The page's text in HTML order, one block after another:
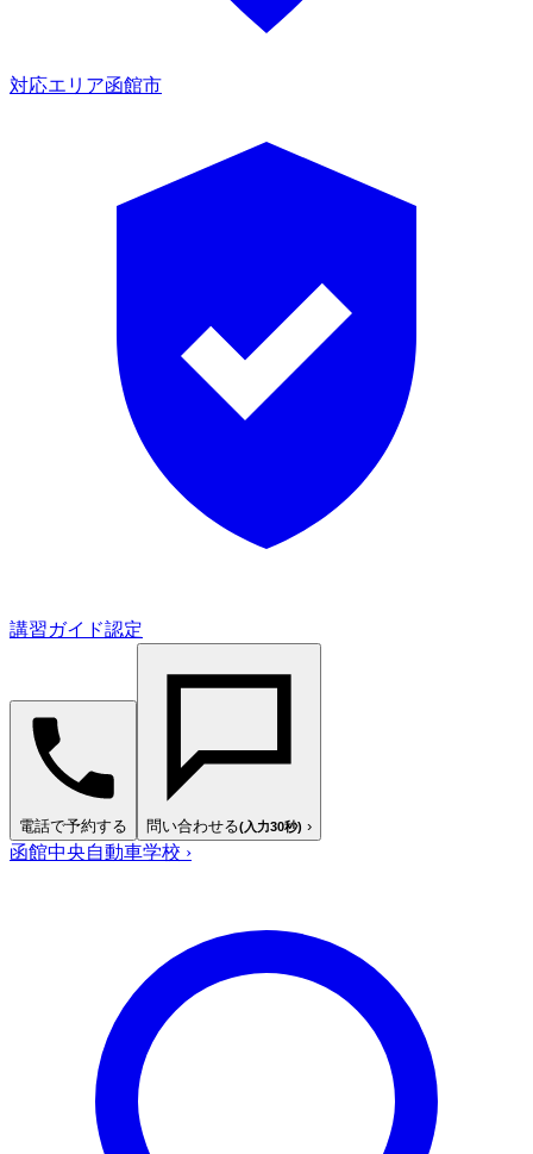
対応エリア函館市
講習ガイド認定
電話で予約する 問い合わせる(入力30秒) ›
函館中央自動車学校 ›